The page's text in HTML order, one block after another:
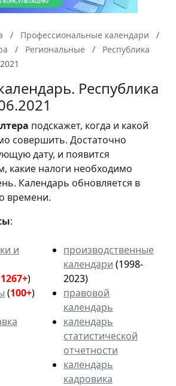
Профессиональные календари
Региональные
Республика
Республика
подскажет, когда и какой
совершить. Достаточно
дату, и появится
какие налоги необходимо
Календарь обновляется в
времени.
:
и
1267+)
(100+)
производственные
календари (1998-
2023)
правовой
календарь
календарь
статистической
отчетности
календарь
кадровика